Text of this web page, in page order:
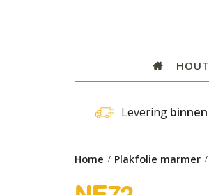
HOUT
Levering binnen
Home Plakfolie marmer